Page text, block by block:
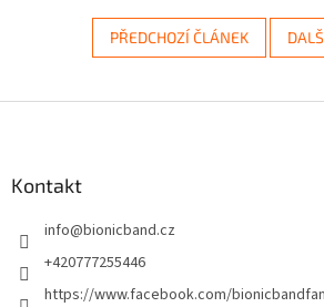
PŘEDCHOZÍ ČLÁNEK
Kontakt
info@bionicband.cz
+420777255446
https://www.facebook.com/